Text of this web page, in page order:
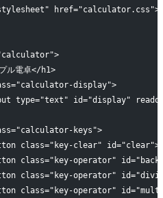
href="calculator.css">
電卓</h1>
display">
id="display"
keys">
clear"
operator"
operator"
operator"